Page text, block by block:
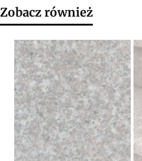
Zobacz również